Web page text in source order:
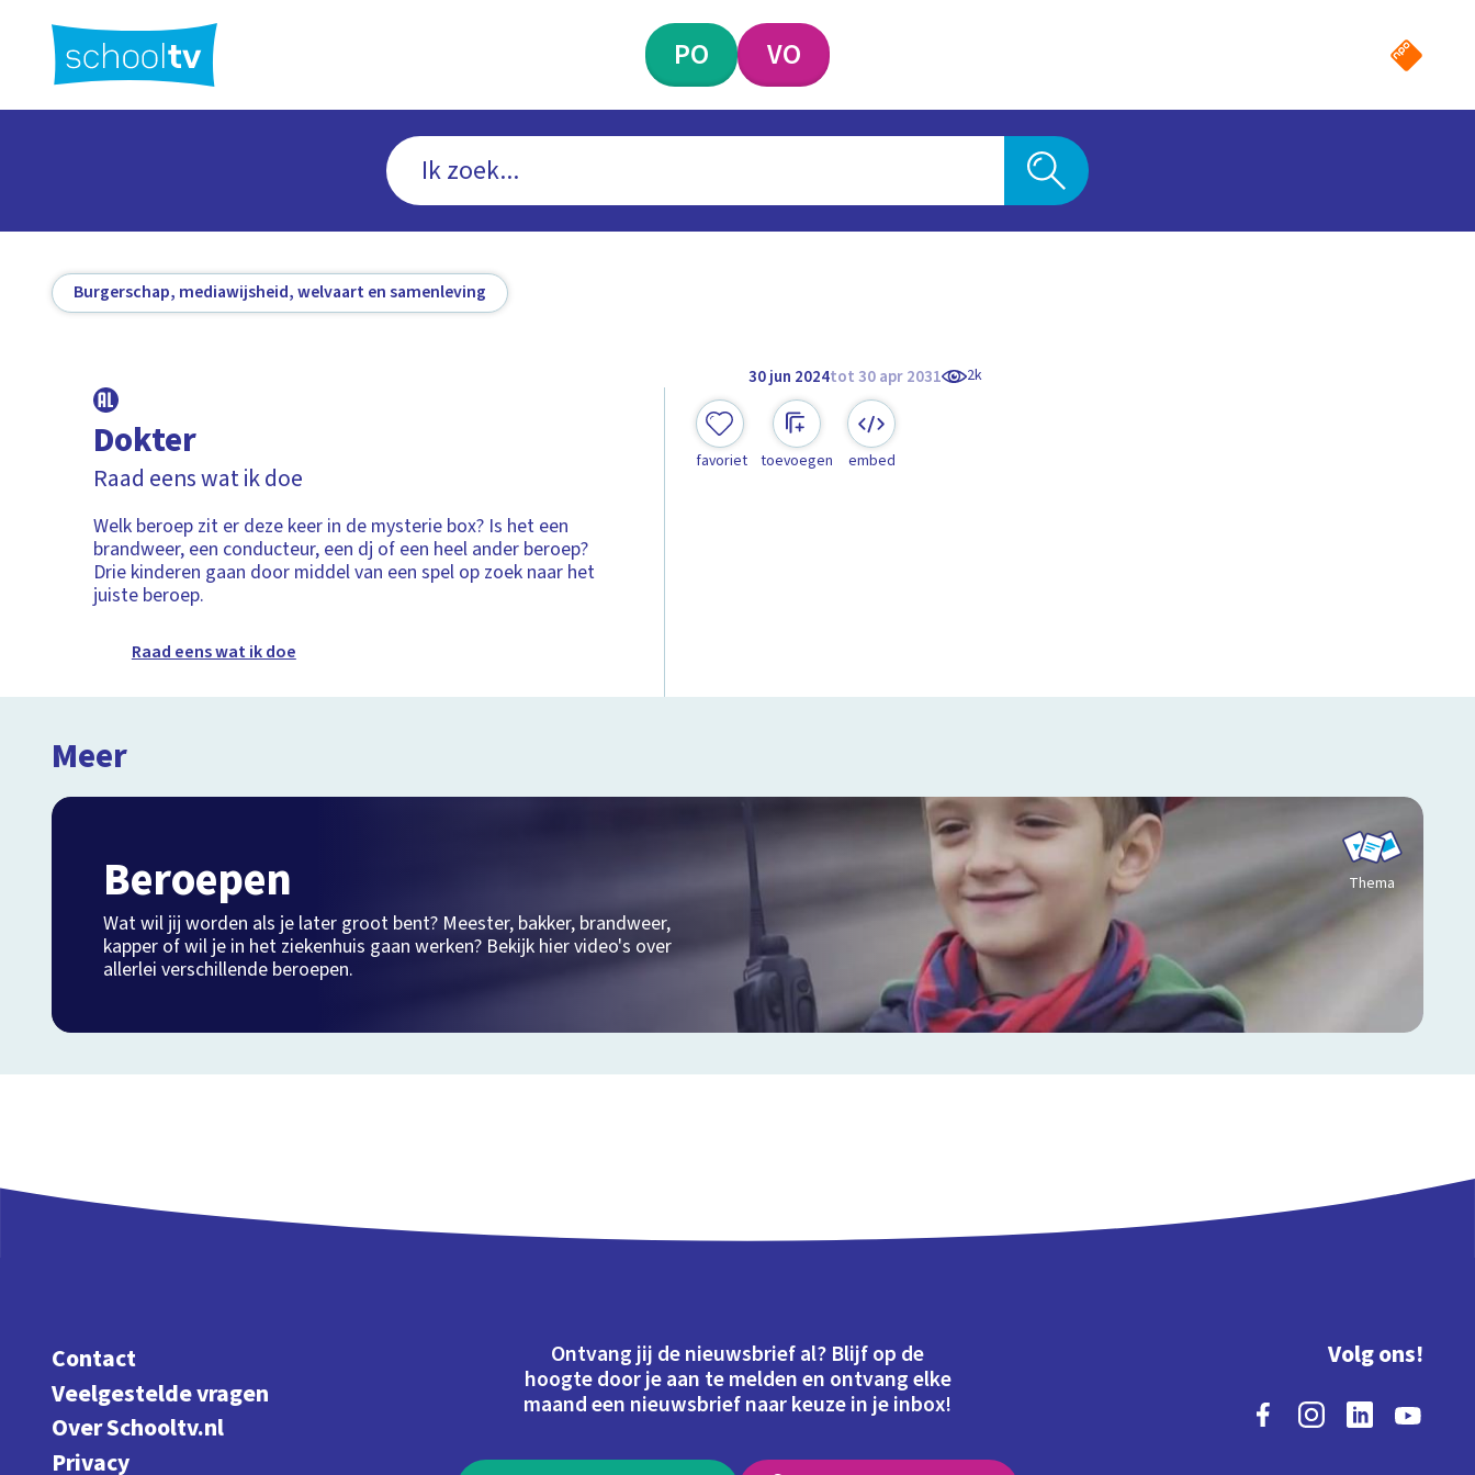
hoofdinhoud
PO VO
Burgerschap, mediawijsheid, welvaart en samenleving
30 jun 2024tot 30 apr 2031 2k
Dokter
Raad eens wat ik doe
Welk beroep zit er deze keer in de mysterie box? Is het een
brandweer, een conducteur, een dj of een heel ander beroep?
Drie kinderen gaan door middel van een spel op zoek naar het
juiste beroep.
Raad eens wat ik doe
favoriet toevoegen embed
Meer
Beroepen
Wat wil jij worden als je later groot bent? Meester, bakker, brandweer,
kapper of wil je in het ziekenhuis gaan werken? Bekijk hier video's over
allerlei verschillende beroepen.
Thema
Contact
Veelgestelde vragen
Over Schooltv.nl
Privacy
Ontvang jij de nieuwsbrief al? Blijf op de
hoogte door je aan te melden en ontvang elke
maand een nieuwsbrief naar keuze in je inbox!
Volg ons!